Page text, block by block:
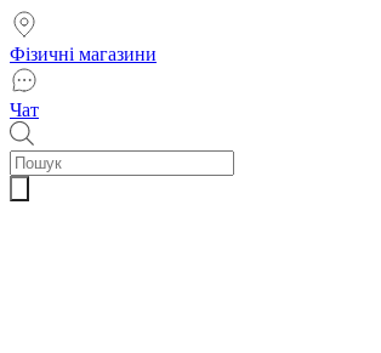
Фізичні магазини
Чат
Пошук
товарів